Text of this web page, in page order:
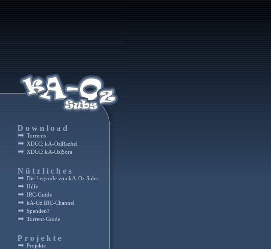
Download
Torrents
XDCC: kA-Oz|Razhel
XDCC: kA-Oz|Sora
Nützliches
Die Legende von kA-Oz Subs
Hilfe
IRC-Guide
kA-Oz IRC-Channel
Spenden?
Torrent-Guide
Projekte
Projekte